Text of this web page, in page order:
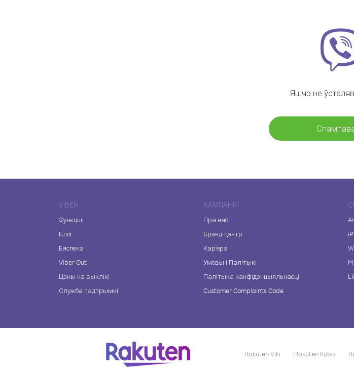
Яшчэ не
VIBER
Функцыі
Блог
Бяспека
Viber Out
Цэны на выклікі
Служба падтрымкі
КАМПАНІЯ
Пра нас
Брэнд-цэнтр
Кар'ера
Умовы і Палітыкі
Палітыка канфідэнцыяльнасці
Customer Complaints Code
Rakuten Viki Rakuten Kobo